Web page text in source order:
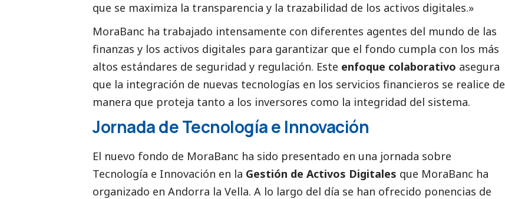
que se maximiza la transparencia y la trazabilidad de los activos digitales.»
MoraBanc ha trabajado intensamente con diferentes agentes del mundo de las
finanzas y los activos digitales para garantizar que el fondo cumpla con los más
altos estándares de seguridad y regulación. Este enfoque colaborativo asegura
que la integración de nuevas tecnologías en los servicios financieros se realice de
manera que proteja tanto a los inversores como la integridad del sistema.
Jornada de Tecnología e Innovación
El nuevo fondo de MoraBanc ha sido presentado en una jornada sobre
Tecnología e Innovación en la Gestión de Activos Digitales que MoraBanc ha
organizado en Andorra la Vella. A lo largo del día se han ofrecido ponencias de